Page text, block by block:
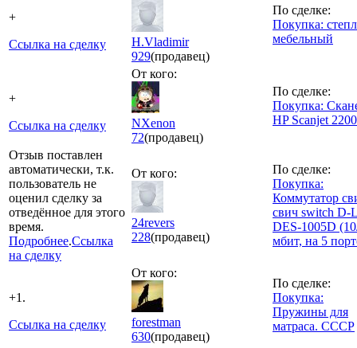
+
Ссылка на сделку
H.Vladimir
929(продавец)
По сделке:
Покупка:
мебельный
+
Ссылка на сделку
От кого:
NXenon
72(продавец)
По сделке:
Покупка:
HP Scanjet 2200
Отзыв поставлен
автоматически, т.к.
пользователь не
оценил сделку за
отведённое для этого
время.
Подробнее.Ссылка
на сделку
От кого:
24revers
228(продавец)
По сделке:
Покупка:
Коммутатор
свич switch D-
DES-1005D
мбит, на 5
+1.
Ссылка на сделку
От кого:
forestman
630(продавец)
По сделке:
Покупка:
Пружины для
матраса. СССР